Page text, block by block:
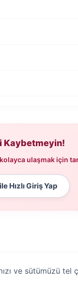
Kaybetmeyin!
ulaşmak için
Hızlı Giriş Yap
ve sütümüzü tel